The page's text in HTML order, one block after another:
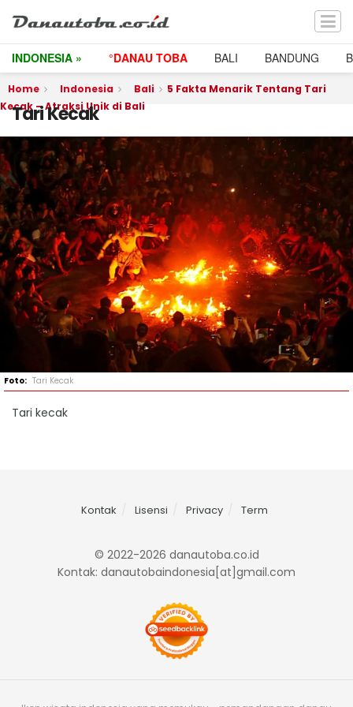
INDONESIA » °DANAU TOBA BALI BANDUNG
Home Indonesia Bali
5 Fakta Menarik Tentang Tari
Kecak – Atraksi Unik di Bali
Tari Kecak
Tari Kecak
Tari kecak
Kontak Lisensi Privacy Term
© 2022-2026 danautoba.co.id
Kontak: danautobaindonesia[at]gmail.com